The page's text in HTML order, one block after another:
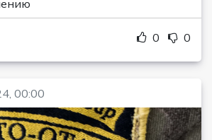
0 0
00:00